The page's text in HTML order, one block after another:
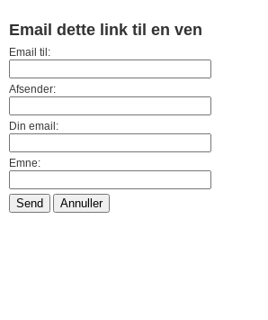
Email dette link til en ven
Email til:
Afsender:
Din email:
Emne:
Send Annuller